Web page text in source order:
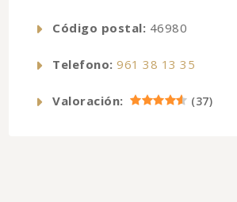
Código postal: 46980
Telefono: 961 38 13 35
Valoración: (37)